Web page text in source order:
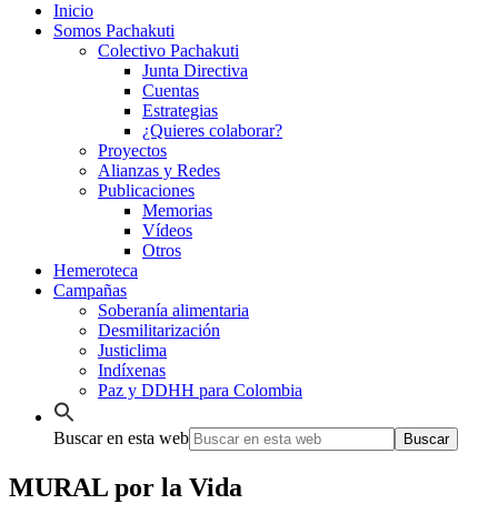
Inicio
Somos Pachakuti
Colectivo Pachakuti
Junta Directiva
Cuentas
Estrategias
¿Quieres colaborar?
Proyectos
Alianzas y Redes
Publicaciones
Memorias
Vídeos
Otros
Hemeroteca
Campañas
Soberanía alimentaria
Desmilitarización
Justiclima
Indíxenas
Paz y DDHH para Colombia
Buscar en esta web
MURAL por la Vida